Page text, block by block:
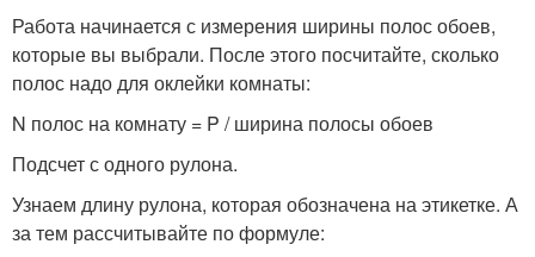
Работа начинается с измерения ширины полос обоев,
которые вы выбрали. После этого посчитайте, сколько
полос надо для оклейки комнаты:
N полос на комнату = P / ширина полосы обоев
Подсчет с одного рулона.
Узнаем длину рулона, которая обозначена на этикетке. А
за тем рассчитывайте по формуле: